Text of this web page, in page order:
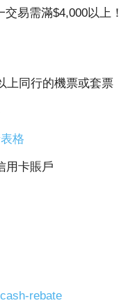
易需滿$4,000以上！
上同行的機票或套票
格
用卡賬戶
rebate